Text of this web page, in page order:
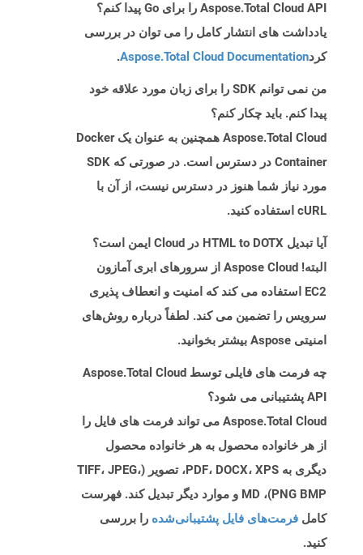
Aspose.Total Cloud API را برای Go پیدا کنم؟
یادداشت های انتشار کامل را می توان در بررسی
کردAspose.Total Cloud Documentation
.
من نمی توانم SDK را برای زبان مورد علاقه خود
پیدا کنم. باید چکار کنم؟
Aspose.Total Cloud همچنین به عنوان یک Docker
Container در دسترس است. در صورتی که SDK
مورد نیاز شما هنوز در دسترس نیست، از آن با
cURL استفاده کنید.
آیا تبدیل HTML to DOTX در Cloud ایمن است؟
البته! Aspose Cloud از سرورهای ابری آمازون
EC2 استفاده می کند که امنیت و انعطاف پذیری
سرویس را تضمین می کند. لطفاً درباره روش‌های
امنیتی Aspose بیشتر بخوانید.
چه فرمت های فایلی توسط Aspose.Total Cloud
API پشتیبانی می شود؟
Aspose.Total Cloud می تواند فرمت های فایل را
از هر خانواده محصول به هر خانواده محصول
دیگری به PDF، DOCX، XPS، تصویر (TIFF، JPEG،
PNG BMP)، MD و موارد دیگر تبدیل کند. فهرست
کامل فرمت‌های فایل پشتیبانی‌شده را بررسی
کنید.